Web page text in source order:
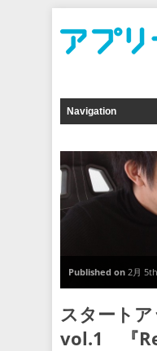
Published on 2月
スタート
vol.1 『